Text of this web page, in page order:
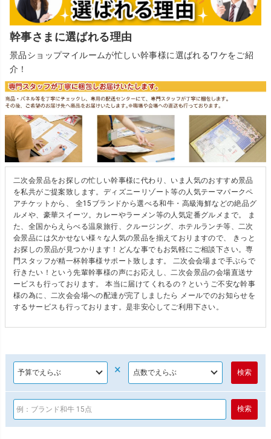
幹事さまに選ばれる理由
景品ショップマイルームが忙しい幹事様に選ばれるワケをご紹
介！
二次会景品をお探しの忙しい幹事様に代わり、いま人気のおすすめ景品
を私共がご提案致します。ディズニーリゾート等の人気テーマパークペ
アチケットから、 全15ブランドから選べる和牛・高級海鮮などの絶品グ
ルメや、豪華スイーツ。カレーやラーメン等の人気定番グルメまで。 ま
た、全国からえらべる温泉旅行、クルージング、ホテルランチ等、二次
会景品には欠かせない様々な人気の景品を揃えておりますので、 きっと
お探しの景品が見つかります！どんな事でもお気軽にご相談下さい。専
門スタッフが精一杯幹事様サポート致します。 二次会会場まで手ぶらで
行きたい！という先輩幹事様の声にお応えし、二次会景品の会場直送サ
ービスも行っております。 本当に届けてくれるの？というご不安な幹事
様の為に、二次会会場への配達が完了しましたら メールでのお知らせを
するサービスも行っております。是非安心してご利用下さい。
×